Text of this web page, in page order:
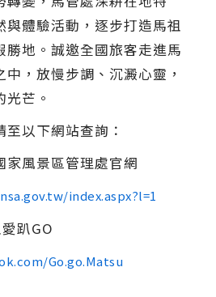
體驗活動，逐步打造馬祖
勝地。誠邀全國旅客走進馬
，放慢步調、沉澱心靈，
芒。
以下網站查詢：
家風景區管理處官網
index.aspx?l=1
趴GO
Go.go.Matsu